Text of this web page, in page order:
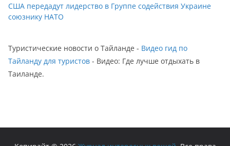
США передадут лидерство в Группе содействия Украине
союзнику НАТО
Туристические новости о Тайланде - Видео гид по
Тайланду для туристов - Видео: Где лучше отдыхать в
Таиланде.